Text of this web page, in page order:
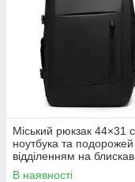
Міський рюкзак 44×31
ноутбука та подорожей
відділенням на
В наявності